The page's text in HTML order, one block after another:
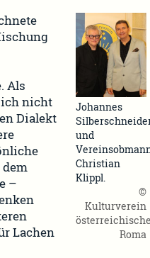
Johannes
und
Christian
Klippl.
©
Kulturverein
Roma
Als
nicht
Dialekt
–
Lachen